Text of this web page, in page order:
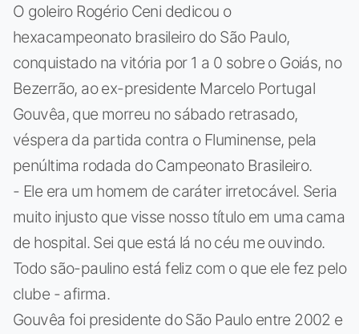
O goleiro Rogério Ceni dedicou o
hexacampeonato brasileiro do São Paulo,
conquistado na vitória por 1 a 0 sobre o Goiás, no
Bezerrão, ao ex-presidente Marcelo Portugal
Gouvêa, que morreu no sábado retrasado,
véspera da partida contra o Fluminense, pela
penúltima rodada do Campeonato Brasileiro.
- Ele era um homem de caráter irretocável. Seria
muito injusto que visse nosso título em uma cama
de hospital. Sei que está lá no céu me ouvindo.
Todo são-paulino está feliz com o que ele fez pelo
clube - afirma.
Gouvêa foi presidente do São Paulo entre 2002 e